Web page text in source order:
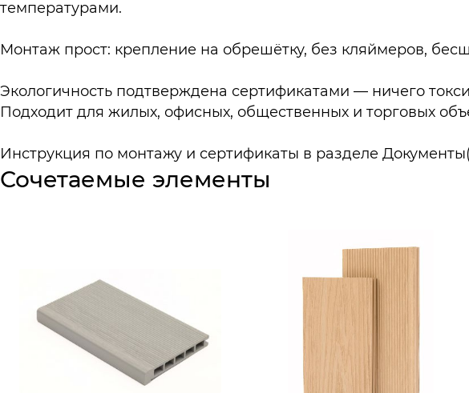
температурами.
Монтаж прост: крепление на обрешётку, без кляймеров,
Экологичность подтверждена сертификатами — ничего
Подходит для жилых, офисных, общественных и торговых
Инструкция по монтажу и сертификаты в разделе
Сочетаемые элементы